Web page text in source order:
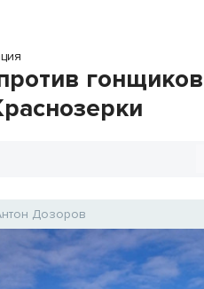
Дозоров